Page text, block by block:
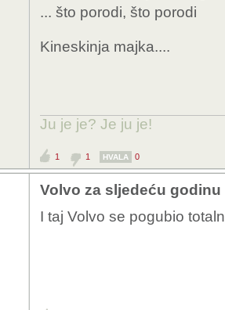
... što porodi, što porodi
Kineskinja majka....
Ju je je? Je ju je!
1 1 HVALA 0
Volvo za sljedeću
I taj Volvo se pogubio